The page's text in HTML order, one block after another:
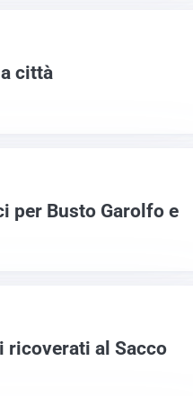
città
per Busto Garolfo e
ricoverati al Sacco